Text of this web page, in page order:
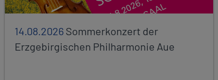
14.08.2026Sommerkonzert der
Erzgebirgischen Philharmonie Aue